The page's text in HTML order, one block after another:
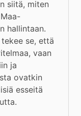
siitä, miten
hallintaan.
se, että
vaan
ja
ovatkin
esseitä